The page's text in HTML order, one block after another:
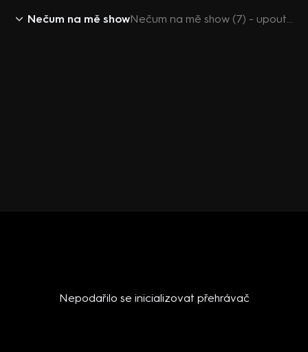
Nečum na mě show Nečum na mě show (7) - upoutávka
Nepodařilo se inicializovat přehrávač